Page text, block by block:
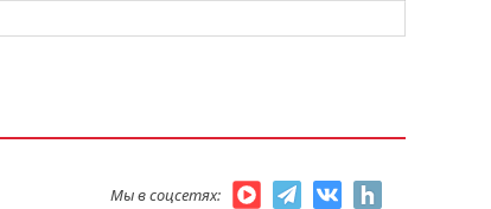
Мы в соцсетях: